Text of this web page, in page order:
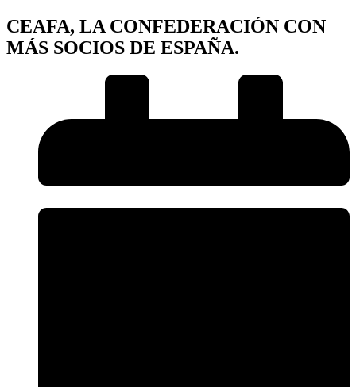
CEAFA, LA CONFEDERACIÓN CON
MÁS SOCIOS DE ESPAÑA.